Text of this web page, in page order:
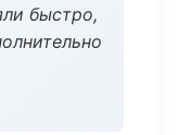
быстро,